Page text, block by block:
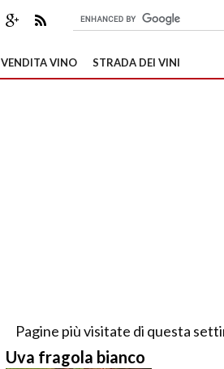
VENDITA VINO STRADA DEI VINI
Pagine più visitate di questa
Uva fragola bianco